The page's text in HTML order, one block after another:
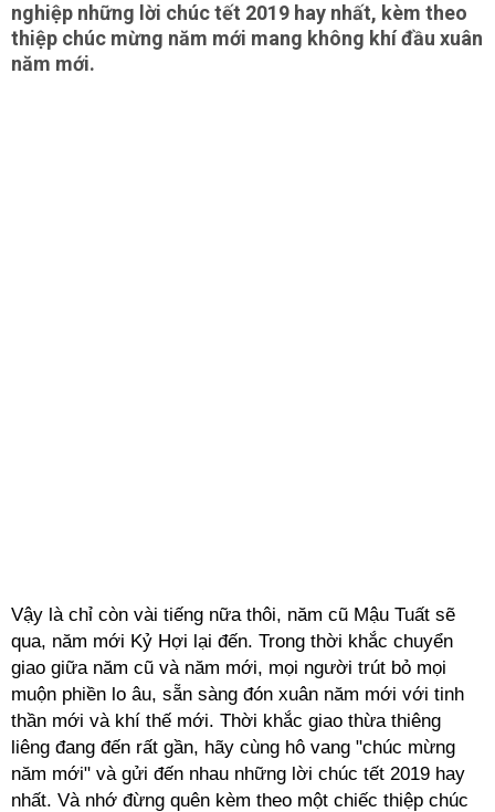
nghiệp những lời chúc tết 2019 hay nhất, kèm theo
thiệp chúc mừng năm mới mang không khí đầu xuân
năm mới.
Vậy là chỉ còn vài tiếng nữa thôi, năm cũ Mậu Tuất sẽ
qua, năm mới Kỷ Hợi lại đến. Trong thời khắc chuyển
giao giữa năm cũ và năm mới, mọi người trút bỏ mọi
muộn phiền lo âu, sẵn sàng đón xuân năm mới với tinh
thần mới và khí thế mới. Thời khắc giao thừa thiêng
liêng đang đến rất gần, hãy cùng hô vang "chúc mừng
năm mới" và gửi đến nhau những lời chúc tết 2019 hay
nhất. Và nhớ đừng quên kèm theo một chiếc thiệp chúc